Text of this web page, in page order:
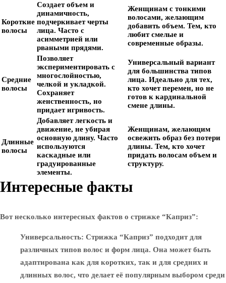
Короткие
волосы
Создает объем и
динамичность,
подчеркивает черты
лица. Часто с
асимметрией или
рваными прядями.
Женщинам с тонкими
волосами, желающим
добавить объем. Тем, кто
любит смелые и
современные образы.
Средние
волосы
Позволяет
экспериментировать с
многослойностью,
челкой и укладкой.
Сохраняет
женственность, но
придает игривость.
Универсальный вариант
для большинства типов
лица. Идеально для тех,
кто хочет перемен, но не
готов к кардинальной
смене длины.
Длинные
волосы
Добавляет легкость и
движение, не убирая
основную длину. Часто
используются
каскадные или
градуированные
элементы.
Женщинам, желающим
освежить образ без потери
длины. Тем, кто хочет
придать волосам объем и
структуру.
Интересные факты
Вот несколько интересных фактов о стрижке “Каприз”:
Универсальность: Стрижка “Каприз” подходит для
различных типов волос и форм лица. Она может быть
адаптирована как для коротких, так и для средних и
длинных волос, что делает её популярным выбором среди